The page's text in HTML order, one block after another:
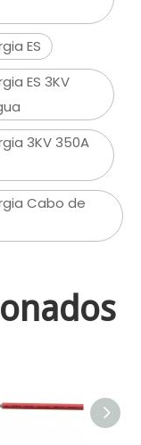
ES
ES 3KV
3KV 350A
Cabo de